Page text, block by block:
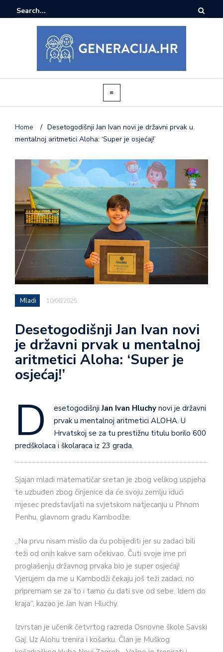
Home / Desetogodišnji Jan Ivan novi je državni prvak u
mentalnoj aritmetici Aloha: ‘Super je osjećaj!’
Mladi 10/06/2025
Desetogodišnji Jan Ivan novi
je državni prvak u mentalnoj
aritmetici Aloha: ‘Super je
osjećaj!’
D esetogodišnjiJan Ivan Hluchy novi je državni
prvak u mentalnoj aritmetici ALOHA. U
Hrvatskoj se za tu prestižnu titulu borilo 600
predškolaca i školaraca iz 23 grada.
Sjajan mladi matematičar sretan je zbog velikog uspjeha
te uzbuđen zbog činjenice da će svoju zemlju idući
mjesec predstavljati na svjetskom natjecanju u Phnom
Penhu, glavnom gradu Kambodže.
„Na prvu nisam mislio da ću pobijediti jer su zadaci bili
teži od onih kakve sam očekivao. Čuti svoje ime pri
proglašenju državnog prvaka bio je super osjećaj!
Vjerujem da me u Kambodži čekaju još teži zadaci, no
pripremam se za to i tamo ću dati sve od sebe. Idem do
kraja“, kazao je Jan Ivan Hluchy.
Izvrstan je učenik četvrtog razreda Osnovne škole Savski
Gaj. Uz Alohu trenira i košarku. Član je Muškog